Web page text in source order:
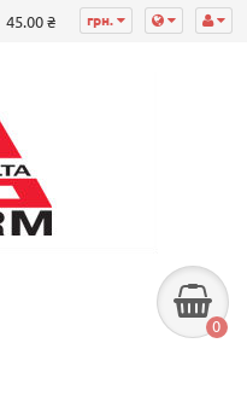
грн.
45.00 ₴
0